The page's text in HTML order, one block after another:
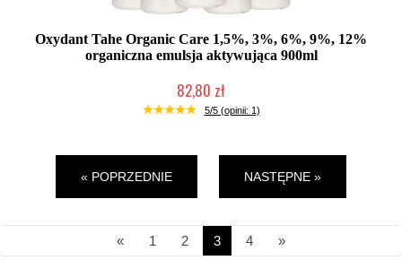
Oxydant Tahe Organic Care 1,5%, 3%, 6%, 9%, 12%
organiczna emulsja aktywująca 900ml
82,80 zł
Duża ilość (wysyłka w 24h)
5/5 (opinii: 1)
« POPRZEDNIE NASTĘPNE »
« 1 2 3 4 »